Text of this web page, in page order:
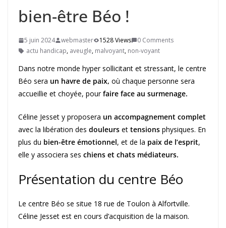
bien-être Béo !
5 juin 2024 webmaster 1528 Views
0 Comments
actu handicap, aveugle, malvoyant, non-voyant
Dans notre monde hyper sollicitant et stressant, le centre
Béo sera un havre de paix, où chaque personne sera
accueillie et choyée, pourfaire face au surmenage.
Céline Jesset y proposera un accompagnement complet
avec la libération des douleurs et tensions physiques. En
plus du bien-être émotionnel, et de la paix de l’esprit,
elle y associera ses chiens et chats médiateurs.
Présentation du centre Béo
Le centre Béo se situe 18 rue de Toulon à Alfortville.
Céline Jesset est en cours d’acquisition de la maison.